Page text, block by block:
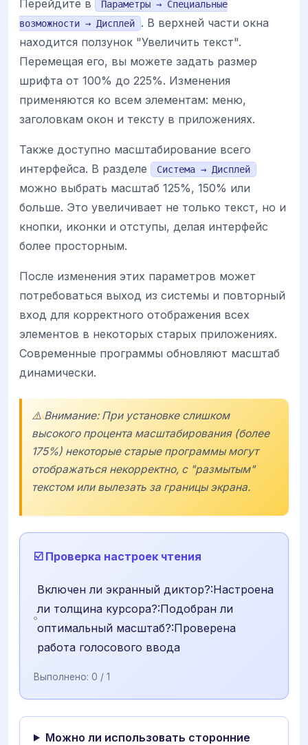
Перейдите в
Параметры → Специальные
возможности → Дисплей
. В верхней части окна
находится ползунок "Увеличить текст".
Перемещая его, вы можете задать размер
шрифта от 100% до 225%. Изменения
применяются ко всем элементам: меню,
заголовкам окон и тексту в приложениях.
Также доступно масштабирование всего
интерфейса. В разделе
Система → Дисплей
можно выбрать масштаб 125%, 150% или
больше. Это увеличивает не только текст, но и
кнопки, иконки и отступы, делая интерфейс
более просторным.
После изменения этих параметров может
потребоваться выход из системы и повторный
вход для корректного отображения всех
элементов в некоторых старых приложениях.
Современные программы обновляют масштаб
динамически.
⚠️ Внимание: При установке слишком
высокого процента масштабирования (более
175%) некоторые старые программы могут
отображаться некорректно, с "размытым"
текстом или вылезать за границы экрана.
☑️ Проверка настроек чтения
Включен ли экранный диктор?:Настроена
ли толщина курсора?:Подобран ли
оптимальный масштаб?:Проверена
работа голосового ввода
Выполнено: 0 / 1
Можно ли использовать сторонние